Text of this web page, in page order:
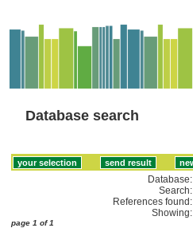
Database search
Database:
Search:
References found:
Showing:
page 1 of 1